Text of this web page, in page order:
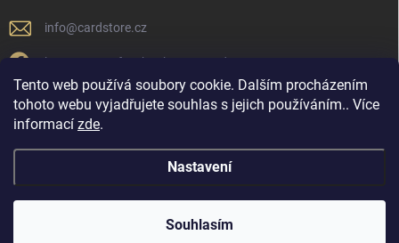
Tento web používá soubory cookie. Dalším procházením
tohoto webu vyjadřujete souhlas s jejich používáním.. Více
informací zde.
Nastavení
Souhlasím
info@cardstore.cz
https://www.facebook.com/cardstorecz
cardstore.cz/
@cardstore.cz/
Cardstore.cz . Všechna práva vyhrazena.